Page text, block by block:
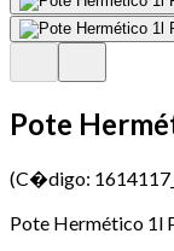
Pote
(C�digo:
Pote Hermético 1l